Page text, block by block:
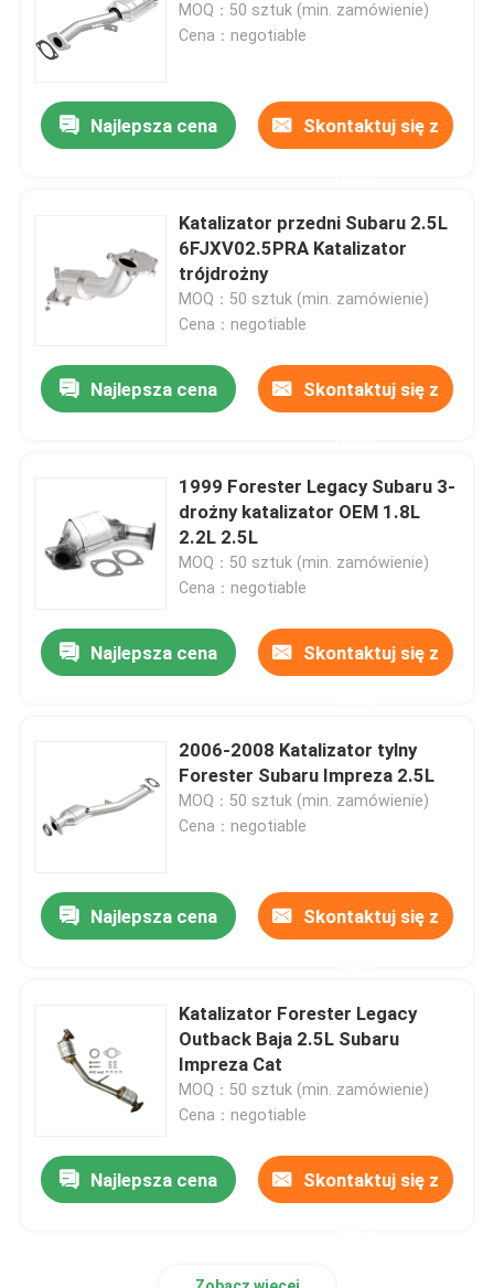
Dom
Filmy
Katalizator Nissana
Katalizator Jeep
MOQ：50 sztuk (min. zamówienie)
Cena：negotiable
Najlepsza cena Skontaktuj się z
Katalizator przedni Subaru 2.5L
6FJXV02.5PRA Katalizator
trójdrożny
MOQ：50 sztuk (min. zamówienie)
Cena：negotiable
Najlepsza cena Skontaktuj się z
1999 Forester Legacy Subaru 3-
drożny katalizator OEM 1.8L
2.2L 2.5L
MOQ：50 sztuk (min. zamówienie)
Cena：negotiable
Najlepsza cena Skontaktuj się z
2006-2008 Katalizator tylny
Forester Subaru Impreza 2.5L
MOQ：50 sztuk (min. zamówienie)
Cena：negotiable
Najlepsza cena Skontaktuj się z
Katalizator Forester Legacy
Outback Baja 2.5L Subaru
Impreza Cat
MOQ：50 sztuk (min. zamówienie)
Cena：negotiable
Najlepsza cena Skontaktuj się z